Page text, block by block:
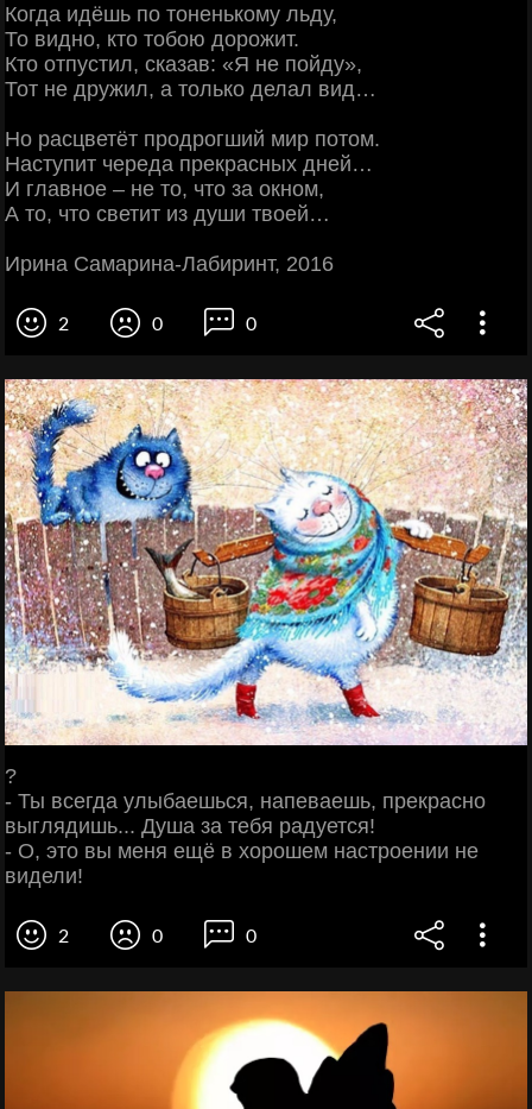
Когда идёшь по тоненькому льду,
То видно, кто тобою дорожит.
Кто отпустил, сказав: «Я не пойду»,
Тот не дружил, а только делал вид…
Но расцветёт продрогший мир потом.
Наступит череда прекрасных дней…
И главное – не то, что за окном,
А то, что светит из души твоей…
Ирина Самарина-Лабиринт, 2016
2 0 0
?
- Ты всегда улыбаешься, напеваешь, прекрасно
выглядишь... Душа за тебя радуется!
- О, это вы меня ещё в хорошем настроении не
видели!
2 0 0